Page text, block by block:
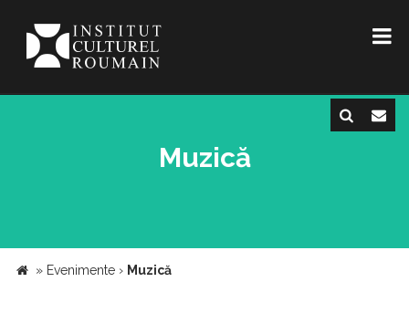
Muzică
» Evenimente › Muzică